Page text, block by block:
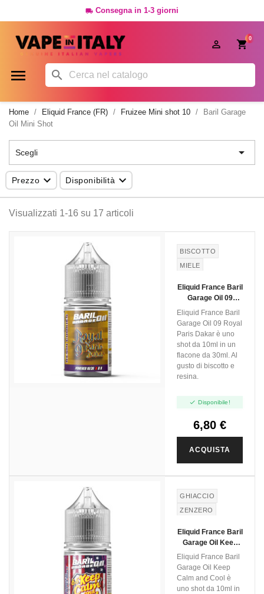
 Consegna in 1-3 giorni
0

 
Home Eliquid France (FR) Fruizee Mini shot 10
Baril Garage
Oil Mini Shot
Scegli 
Prezzo  Disponibilità 
Visualizzati 1-16 su 17 articoli
BISCOTTO
MIELE
Eliquid France Baril
Garage Oil 09
Royal Paris Dakar -
Mini Shot 10+20
Eliquid France Baril
Garage Oil 09 Royal
Paris Dakar è uno
shot da 10ml in un
flacone da 30ml. Al
gusto di biscotto e
resina.
 Disponibile!
6,80 €
ACQUISTA
GHIACCIO
ZENZERO
ROSA
Eliquid France Baril
Garage Oil Keep
Calm And Cool -
Mini Shot 10+20
Eliquid France Baril
Garage Oil Keep
Calm and Cool è
uno shot da 10ml in